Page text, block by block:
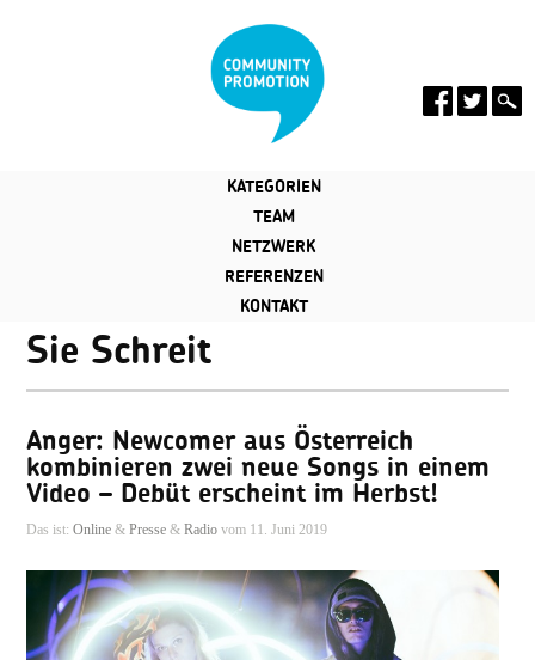
KATEGORIEN
TEAM
NETZWERK
REFERENZEN
KONTAKT
Sie Schreit
Anger: Newcomer aus Österreich
kombinieren zwei neue Songs in einem
Video – Debüt erscheint im Herbst!
Das ist: Online& Presse& Radiovom 11. Juni 2019